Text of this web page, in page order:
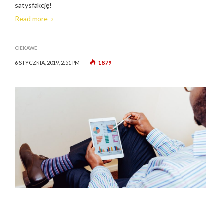
satysfakcję!
Read more
CIEKAWE
6 STYCZNIA, 2019, 2:51 PM 1879